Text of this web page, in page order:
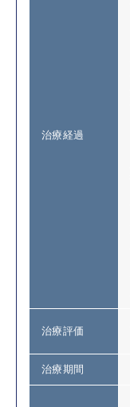
治療経過
治療評価
治療期間